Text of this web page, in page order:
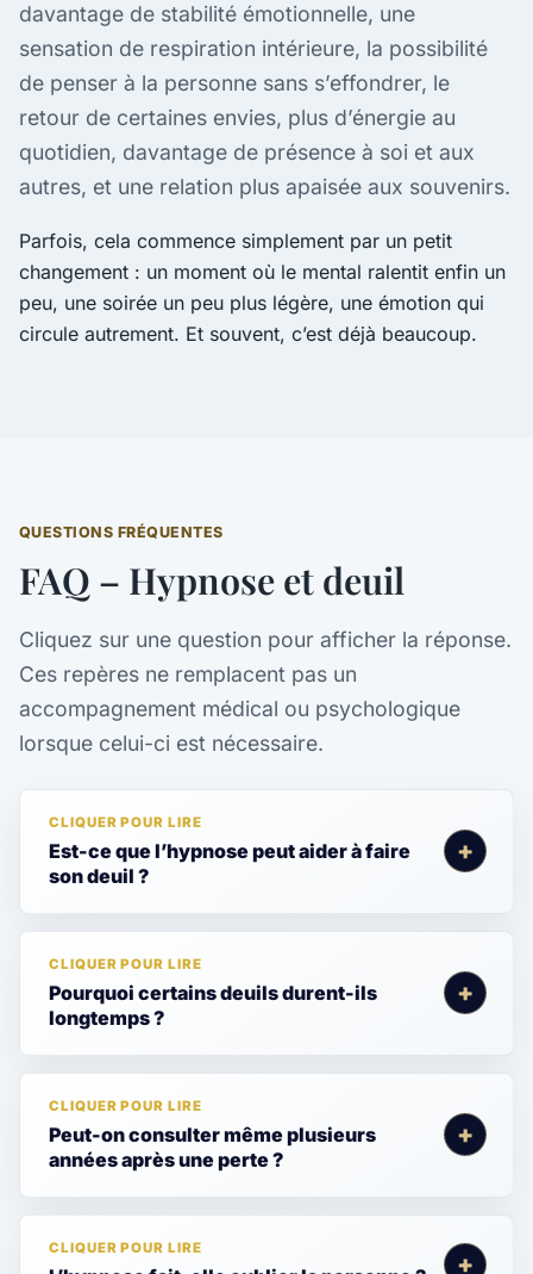
davantage de stabilité émotionnelle, une
sensation de respiration intérieure, la possibilité
de penser à la personne sans s’effondrer, le
retour de certaines envies, plus d’énergie au
quotidien, davantage de présence à soi et aux
autres, et une relation plus apaisée aux souvenirs.
Parfois, cela commence simplement par un petit
changement : un moment où le mental ralentit enfin un
peu, une soirée un peu plus légère, une émotion qui
circule autrement. Et souvent, c’est déjà beaucoup.
QUESTIONS FRÉQUENTES
FAQ – Hypnose et deuil
Cliquez sur une question pour afficher la réponse.
Ces repères ne remplacent pas un
accompagnement médical ou psychologique
lorsque celui-ci est nécessaire.
Est-ce que l’hypnose peut aider à faire
son deuil ?
Pourquoi certains deuils durent-ils
longtemps ?
Peut-on consulter même plusieurs
années après une perte ?